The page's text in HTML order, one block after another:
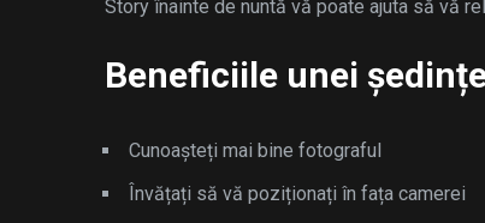
Story înainte de nuntă vă poate ajuta să vă
Beneficiile unei
Cunoașteți mai bine fotograful
Învățați să vă poziționați în fața camerei